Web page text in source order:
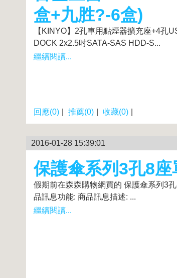
盒+九胜?-6盒)
【KINYO】2孔車用點煙器擴充座+4
DOCK 2x2.5吋SATA-SAS HDD-S...
繼續閱讀...
回應(0) 推薦(0) 收藏(0)
2016-01-28 15:39:01
保護傘系列3孔8
假期前在森森購物網買的 保護傘系列3
品訊息功能: 商品訊息描述: ...
繼續閱讀...